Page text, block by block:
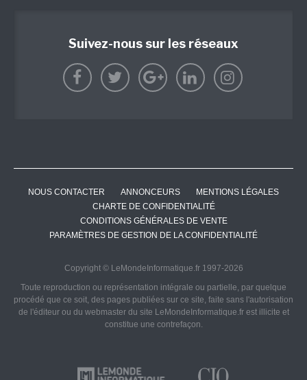
Suivez-nous sur les réseaux
NOUS CONTACTER ANNONCEURS
MENTIONS LÉGALES
CHARTE DE CONFIDENTIALITÉ
CONDITIONS GÉNÉRALES DE VENTE
PARAMÈTRES DE GESTION DE LA CONFIDENTIALITÉ
Copyright © LeMondeInformatique.fr 1997-2026
Toute reproduction ou représentation intégrale ou partielle, par quelque
procédé que ce soit, des pages publiées sur ce site, faite sans l'autorisation
de l'éditeur ou du webmaster du site LeMondeInformatique.fr est illicite et
constitue une contrefaçon.